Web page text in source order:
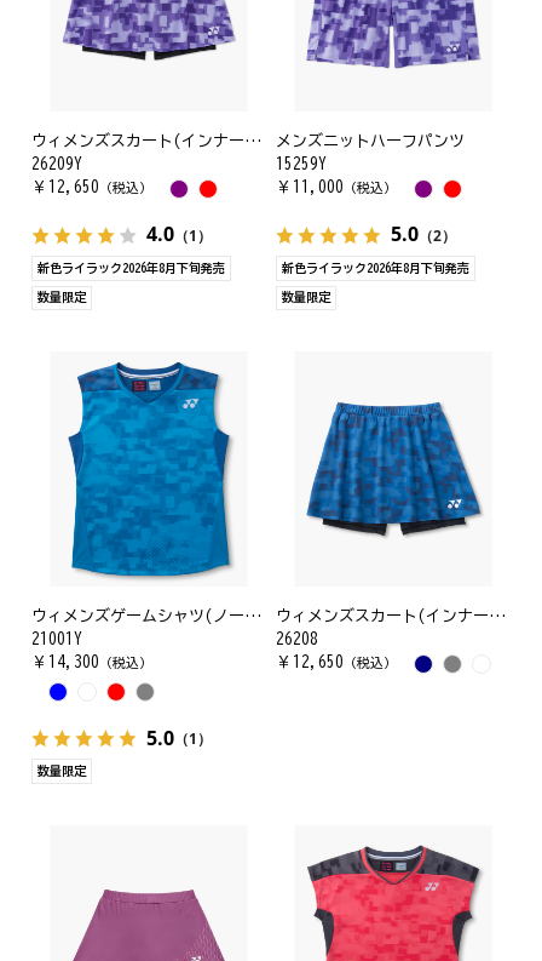
ウィメンズスカート(インナースパッツ付)
26209Y
￥ 12,650 （税込）
4.0 （1）
新色ライラック2026年8月下旬発売
数量限定
メンズニットハーフパンツ
15259Y
￥ 11,000 （税込）
5.0（2）
新色ライラック2026年8月下旬発売
数量限定
ウィメンズゲームシャツ(ノースリーブ)
21001Y
￥ 14,300 （税込）
5.0 （1）
数量限定
ウィメンズスカート(インナースパッツ付)
26208
￥ 12,650 （税込）